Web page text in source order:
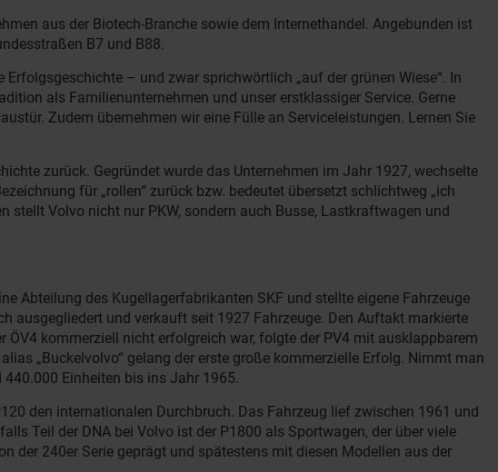
aus der Biotech-Branche sowie dem Internethandel. Angebunden ist
B7 und B88.
– und zwar sprichwörtlich „auf der grünen Wiese“. In
als Familienunternehmen und unser erstklassiger Service. Gerne
Zudem übernehmen wir eine Fülle an Serviceleistungen. Lernen Sie
zurück. Gegründet wurde das Unternehmen im Jahr 1927, wechselte
für „rollen“ zurück bzw. bedeutet übersetzt schlichtweg „ich
stellt Volvo nicht nur PKW, sondern auch Busse, Lastkraftwagen und
Abteilung des Kugellagerfabrikanten SKF und stellte eigene Fahrzeuge
ausgegliedert und verkauft seit 1927 Fahrzeuge. Den Auftakt markierte
ÖV4 kommerziell nicht erfolgreich war, folgte der PV4 mit ausklappbarem
„Buckelvolvo“ gelang der erste große kommerzielle Erfolg. Nimmt man
Einheiten bis ins Jahr 1965.
den internationalen Durchbruch. Das Fahrzeug lief zwischen 1961 und
Teil der DNA bei Volvo ist der P1800 als Sportwagen, der über viele
der 240er Serie geprägt und spätestens mit diesen Modellen aus der